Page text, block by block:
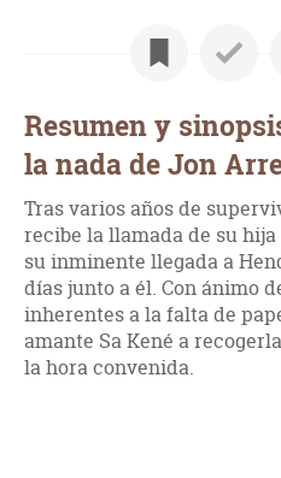
Resumen y
la nada de Jon
Tras varios años de
recibe la llamada de su
su inminente llegada a
días junto a él. Con ánimo
inherentes a la falta de
amante Sa Kené a
la hora convenida.